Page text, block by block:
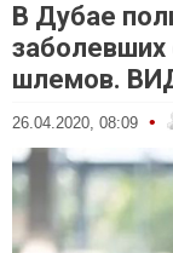
В Дубае
шлемов.
26.04.2020, 08:09 •